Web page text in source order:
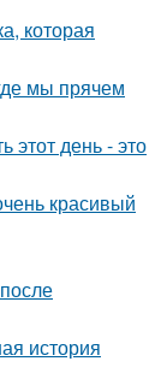
которая
мы прячем
этот день - это
красивый
история